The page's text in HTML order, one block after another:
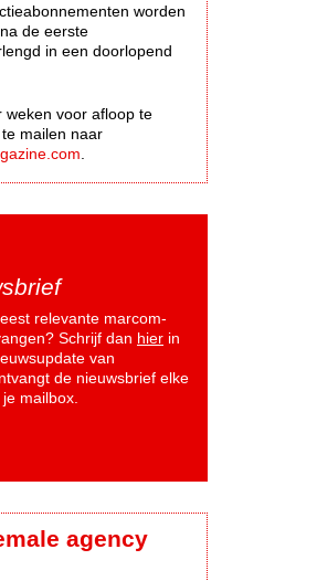
worden
de eerste
in een doorlopend
weken voor afloop te
mailen naar
relevante marcom-
Schrijf dan hier in
van
de nieuwsbrief elke
mailbox.
agency